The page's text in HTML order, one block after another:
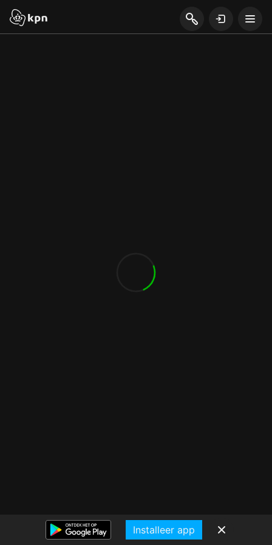
Installeer app